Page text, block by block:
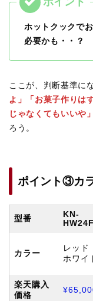
ホットクックで
必要かも・・？
ここが、判断基準に
よ」「お菓子作りは
じゃなくてもいいや」
ろう。
ポイント③カ
型番
KN-
HW24F
カラー
レッド
ホワイ
楽天購入
価格